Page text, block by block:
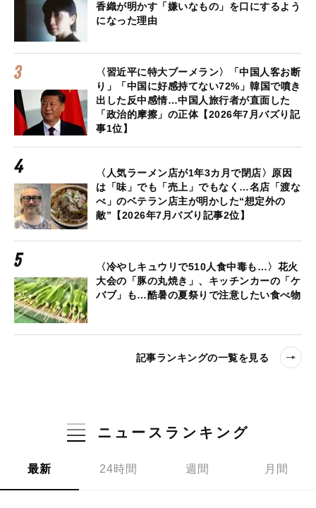
香織が明かす「嫌いなもの」を口にするよう
になった理由
〈習近平に特大ブーメラン〉「中国人客お断
り」「中国に好感持てない72%」韓国で噴き
出した反中感情…中国人旅行者が直面した
「政治的摩擦」の正体【2026年7月バズり記
事1位】
〈人気ラーメン店が1年3カ月で閉店〉原因
は「味」でも「売上」でもなく…名店「渡な
べ」のベテラン店主が明かした“想定外の
敵”【2026年7月バズり記事2位】
〈冷やしキュウリで510人食中毒も…〉花火
大会の「豚の丸焼き」、キッチンカーの「ケ
バブ」も…酷暑の夏祭りで注意したい食べ物
記事ランキングの一覧を見る
ニュースランキング
最新 24時間 週間 月間